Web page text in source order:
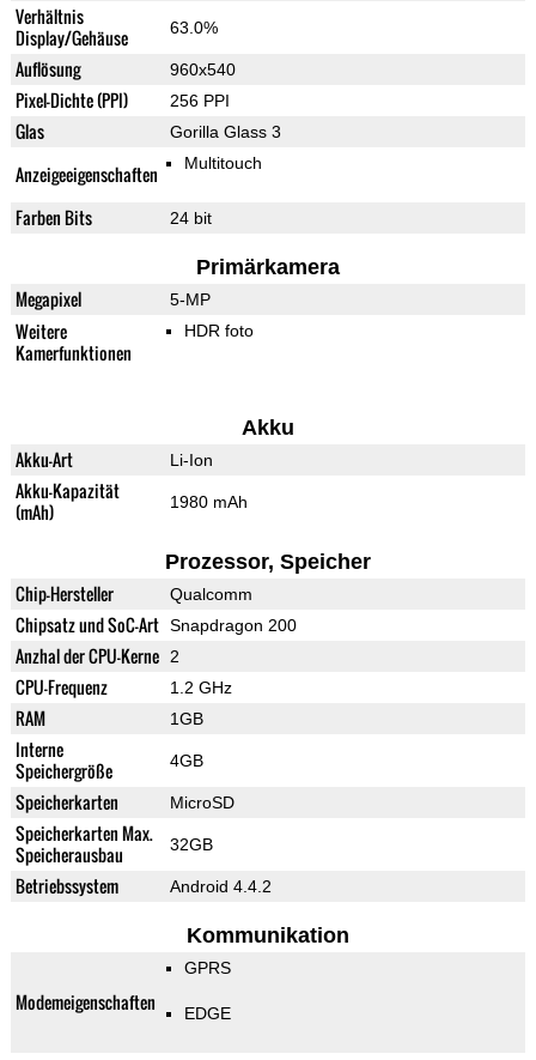
Verhältnis
Display/Gehäuse
63.0%
Auflösung 960x540
Pixel-Dichte (PPI) 256 PPI
Glas Gorilla Glass 3
Anzeigeeigenschaften Multitouch
Farben Bits 24 bit
Primärkamera
Megapixel 5-MP
Weitere
Kamerfunktionen
HDR foto
Akku
Akku-Art Li-Ion
Akku-Kapazität
(mAh)
1980 mAh
Prozessor, Speicher
Chip-Hersteller Qualcomm
Chipsatz und SoC-Art Snapdragon 200
Anzhal der CPU-Kerne 2
CPU-Frequenz 1.2 GHz
RAM 1GB
Interne
Speichergröße
4GB
Speicherkarten MicroSD
Speicherkarten Max.
Speicherausbau
32GB
Betriebssystem Android 4.4.2
Kommunikation
Modemeigenschaften
GPRS
EDGE